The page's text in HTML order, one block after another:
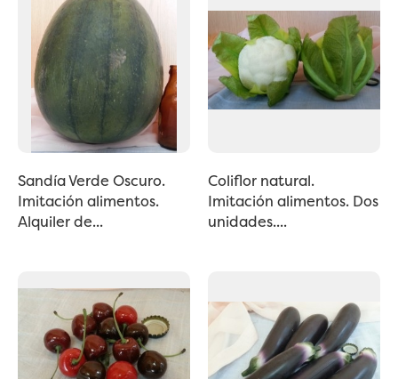
Sandía Verde Oscuro.
Imitación alimentos.
Alquiler de...
Coliflor natural.
Imitación alimentos. Dos
unidades....